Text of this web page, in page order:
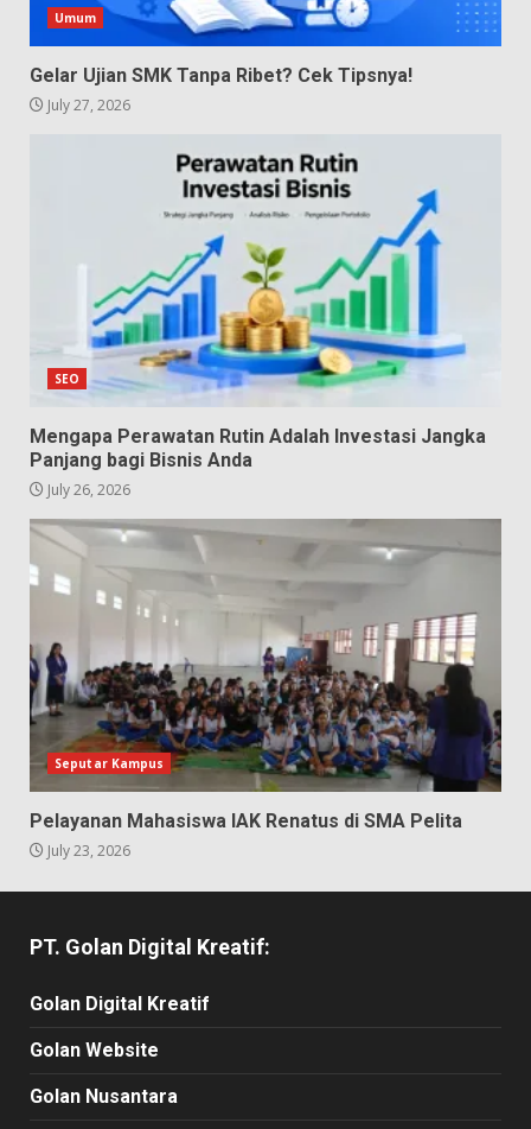
Umum
Gelar Ujian SMK Tanpa Ribet? Cek Tipsnya!
July 27, 2026
SEO
Mengapa Perawatan Rutin Adalah Investasi Jangka
Panjang bagi Bisnis Anda
July 26, 2026
Seputar Kampus
Pelayanan Mahasiswa IAK Renatus di SMA Pelita
July 23, 2026
PT. Golan Digital Kreatif:
Golan Digital Kreatif
Golan Website
Golan Nusantara